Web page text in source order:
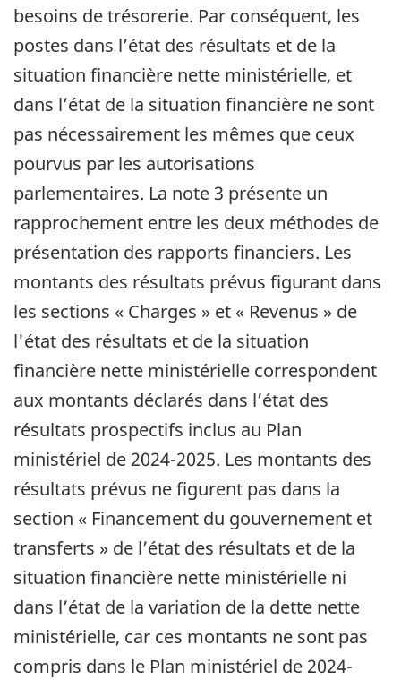
besoins de trésorerie. Par conséquent, les
postes dans l’état des résultats et de la
situation financière nette ministérielle, et
dans l’état de la situation financière ne sont
pas nécessairement les mêmes que ceux
pourvus par les autorisations
parlementaires. La note 3 présente un
rapprochement entre les deux méthodes de
présentation des rapports financiers. Les
montants des résultats prévus figurant dans
les sections « Charges » et « Revenus » de
l'état des résultats et de la situation
financière nette ministérielle correspondent
aux montants déclarés dans l’état des
résultats prospectifs inclus au Plan
ministériel de 2024-2025. Les montants des
résultats prévus ne figurent pas dans la
section « Financement du gouvernement et
transferts » de l’état des résultats et de la
situation financière nette ministérielle ni
dans l’état de la variation de la dette nette
ministérielle, car ces montants ne sont pas
compris dans le Plan ministériel de 2024-